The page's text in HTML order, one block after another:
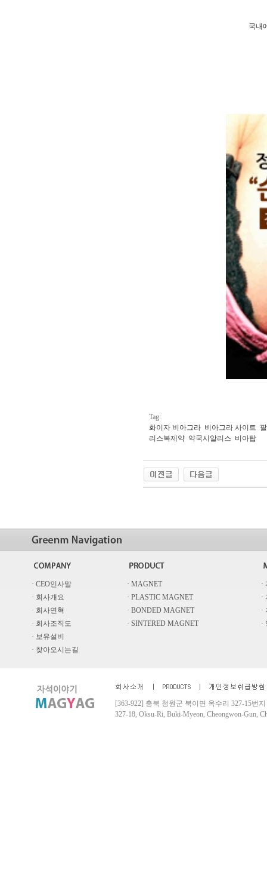
국내
Tag:
화이자 비아그라 비아그라 사이트
리스복제약 약국시알리스 비아탑
· CEO인사말 · MAGNET
·
· 회사개요
· PLASTIC MAGNET
·
· 회사연혁
· BONDED MAGNET
·
· 회사조직도
· SINTERED MAGNET
·
· 보유설비
· 찾아오시는길
[363-922] 충북 청원군 북이면 옥수리 327-15번지
327-18, Oksu-Ri, Buki-Myeon, Cheongwon-Gun,